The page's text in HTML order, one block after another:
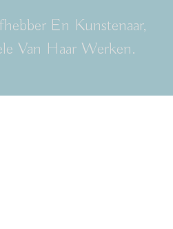
En Kunstenaar,
Van Haar Werken.